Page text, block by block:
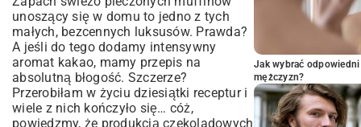
unoszący się w domu to jedno z tych
małych, bezcennych luksusów. Prawda?
A jeśli do tego dodamy intensywny
aromat kakao, mamy przepis na
absolutną błogość. Szczerze?
Przerobiłam w życiu dziesiątki receptur i
wiele z nich kończyło się… cóż,
powiedzmy, że produkcją czekoladowych
Jak wybrać
mężczyzn?